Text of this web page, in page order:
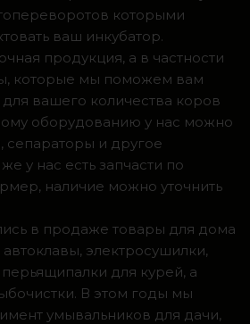
которыми
ваш инкубатор.
продукция, а в частности
которые мы поможем вам
вашего количества коров
оборудованию у нас можно
сепараторы и другое
у нас есть запчасти по
наличие можно уточнить
в продаже товары для дома
электросушилки,
для курей, а
В этом годы мы
умывальников для дачи,